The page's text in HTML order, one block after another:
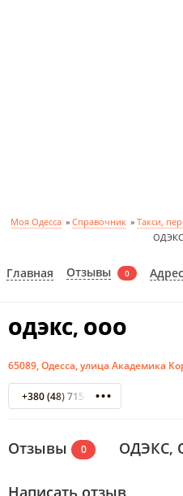
Моя Одесса » Справочник » Такси,
Главная Отзывы 0 Адрес
ОДЭКС, ООО
65089, Одесса, улица Академика
+380 (48) 715-97-80
Отзывы 0 ОДЭКС,